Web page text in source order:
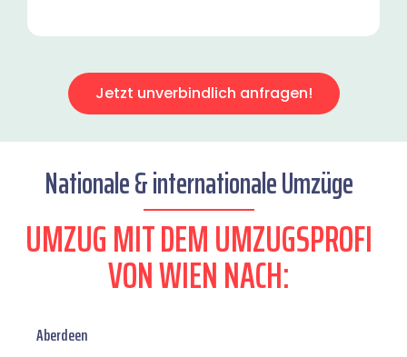
Jetzt unverbindlich anfragen!
Nationale & internationale Umzüge
UMZUG MIT DEM UMZUGSPROFI
VON WIEN NACH:
Aberdeen